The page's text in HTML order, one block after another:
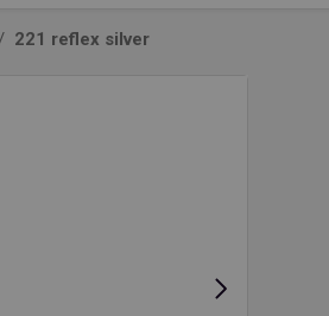
221 reflex silver